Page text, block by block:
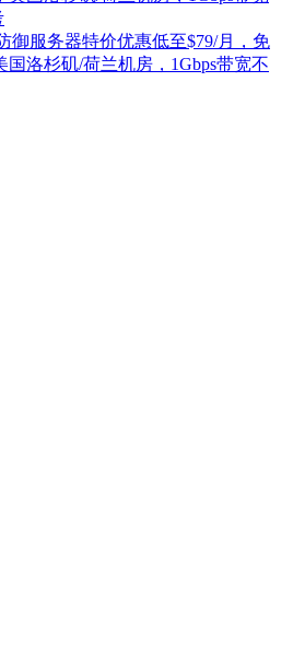
御服务器特价优惠低至$79/月，免
国洛杉矶/荷兰机房，1Gbps带宽不